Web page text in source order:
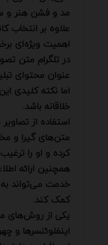
مد و فشن هنر و
علاوه بر انتخاب
اهمیت ویژه‌ای
در تلگرام متن
عنوان محتوای
اما نکته کلیدی
خلاقانه باشد.
استفاده از
متن‌های گیرا و
کرده و او را
همچنین ارائه
خدمت می‌تواند
کمک کند.
یکی از روش‌های
اینفلوئنسرها و